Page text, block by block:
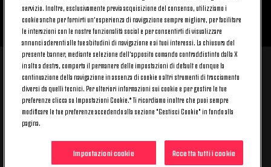
TORNA SU
© 2026 Juventus Football Club S.p.A.
Juventus Football Club S.p.A. Via Druento, 175 10151 Torino - Italia;
CONTACT CENTER (+39) 011.45.30.486. Il servizio è attivo dal lunedì al
venerdì (9-20) e il sabato (9-15), festivi esclusi.
Il costo del servizio varia in base al piano tariffario sottoscritto con il
proprio operatore telefonico e non prevede alcun costo aggiuntivo.
servizio. Inoltre, esclusivamente previa acquisizione del consenso, utilizziamo i
cookie anche per fornirti un’esperienza di navigazione sempre migliore, per facilitare
le interazioni con le nostre funzionalità social e per consentirti di visualizzare
annunci aderenti alle tue abitudini di navigazione e ai tuoi interessi. La chiusura del
presente banner, mediante selezione dell’apposito comando contraddistinto dalla X
in alto a destra, comporta il permanere delle impostazioni di default e dunque la
continuazione della navigazione in assenza di cookie o altri strumenti di tracciamento
diversi da quelli tecnici. Per ulteriori informazioni sui cookie e per gestire le tue
preferenze clicca su Impostazioni Cookie.* Ti ricordiamo inoltre che puoi sempre
modificare le tue preferenze accedendo alla sezione "Gestisci Cookie" in fondo alla
pagina.
Accetta tutti i cookie
Impostazioni cookie